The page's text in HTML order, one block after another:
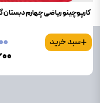
کارپوچینو ریاضی چهارم دبستان
+سبد خرید